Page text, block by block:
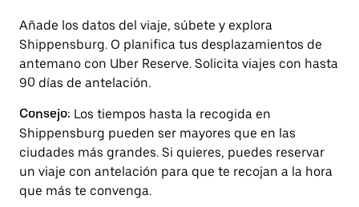
Añade los datos del viaje, súbete y explora
Shippensburg. O planifica tus desplazamientos de
antemano con Uber Reserve. Solicita viajes con hasta
90 días de antelación.
Consejo: Los tiempos hasta la recogida en
Shippensburg pueden ser mayores que en las
ciudades más grandes. Si quieres, puedes reservar
un viaje con antelación para que te recojan a la hora
que más te convenga.